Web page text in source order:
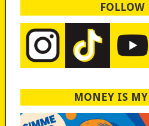
FOLLOW
MONEY IS